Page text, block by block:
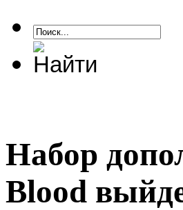
Набор
Blood